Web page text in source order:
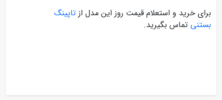
برای خرید و استعلام قیمت روز این مدل از تاپینگ
بستنی تماس بگیرید.